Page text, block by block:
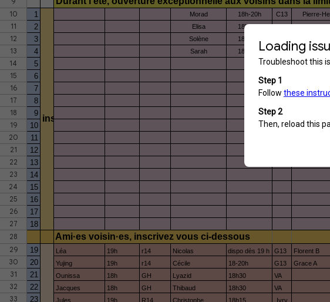
10 1
inscriptions C13
Morad 18h-20h C13 Pierre-
11 2 Elisa 18h-20h C13 Thomas
12 3 Solène 18h-20h
13 4 Sarah 18h-20h C13 Aurélien
14
5
15
6
16
7
17
8
18
9
19
10
20
11
21
12
22
13
23
14
24
15
25
16
26
17
27
18
28
Ami·es voisin·es, inscrivez vous ci-dessous
29 19 Léa 19h r14 Nicolas dispo dès 19 h G13 Florent B
30 20 Yujing 19h r14 Cécile 18-20h G13 Grace A
31 21 Ounissa 18h GH Lyazid 18h30 VA
32 22 Jacques 18h GH Thibaud 18h30 VA
33 23 Jules 19h R14 Christophe 18h15 Ivry